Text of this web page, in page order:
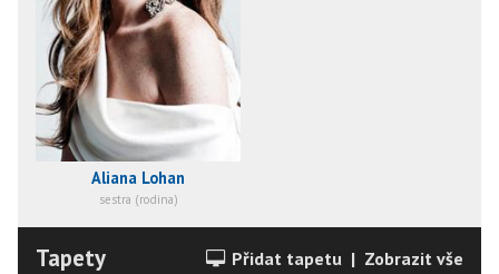
Aliana Lohan
sestra (rodina)
Tapety Přidat tapetu | Zobrazit vše